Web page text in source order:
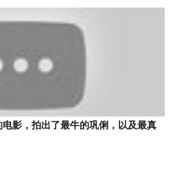
电影，拍出了最牛的巩俐，以及最真